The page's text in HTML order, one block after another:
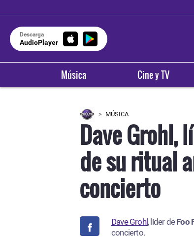
Descarga
AudioPlayer
Música Cine y TV
MÚSICA
Dave Grohl,
de su ritual
concierto
Dave Grohl, líder deFoo
concierto.